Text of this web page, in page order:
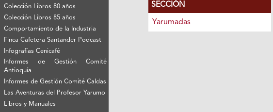
Colección Libros 80 años
Colección Libros 85 años
Comportamiento de la Industria
Finca Cafetera Santander Podcast
Infografías Cenicafé
Informes de Gestión Comité
Antioquía
Informes de Gestión Comité Caldas
Las Aventuras del Profesor Yarumo
Libros y Manuales
SECCIÓN
Yarumadas